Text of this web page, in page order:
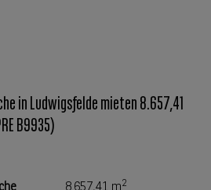
in Ludwigsfelde mieten 8.657,41
B9935)
8.657,41 m2